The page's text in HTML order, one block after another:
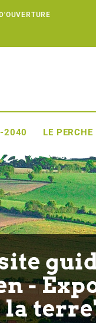
2040 LE PERCHE
-
la